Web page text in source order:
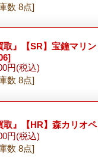
数 8点]
取』【SR】宝鐘マリン
円(税込)
数 8点]
取』【HR】森カリオペ
円(税込)
数 8点]